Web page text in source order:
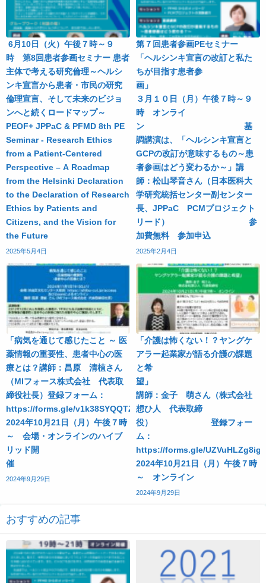
6月10日（火）午後７時～９
時 第8回患者参画セミナー 患者
主体で考える研究倫理～ヘルシ
ンキ宣言から患者・市民の研究
倫理宣言、そして未来のビジョ
ンへと続くロードマップ～
PEOF+ JPPaC & PFMD 8th PE
Seminar - Research Ethics
from a Patient-Centered
Perspective – A Roadmap
from the Helsinki Declaration
to the Declaration of Research
Ethics by Patients and
Citizens, and the Vision for
the Future
2025年5月4日
第７回患者参画PEセミナー
「ヘルシンキ宣言の改訂と私た
ちが目指す患者参
画
３月１０日（月）午後７時～９
時 オンライ
ン 基
調講演は、「ヘルシンキ宣言と
GCPの改訂が意味するもの～患
者参画はどう変わるか～」講
師：松山琴音さん（日本医科大
学研究統括センター副センター
長、JPPaC PCMプロジェクト
リード） 参
加費無料 参加申込
2025年2月4日
「病気を通じて感じたこと ～ 医
薬情報の重要性、患者中心の医
療とは？講師：昌原 清植さん
（MIフォース株式会社 代表取
締役社長）登録フォーム：
https://forms.gle/v1k38SYQQTZhVe7u7
2024年10月21日（月）午後７時
～ 会場・オンラインのハイブ
リッド開
催
2024年9月29日
「介護は怖くない！？ヤングケ
アラー起業家が語る介護の課題
と希
講師：金子 萌さん（株式会社
想ひ人 代表取締
役） 登録フォー
ム：
https://forms.gle/
2024年10月21日（月）午後７時
～ オンライン
2024年9月29日
おすすめの記事